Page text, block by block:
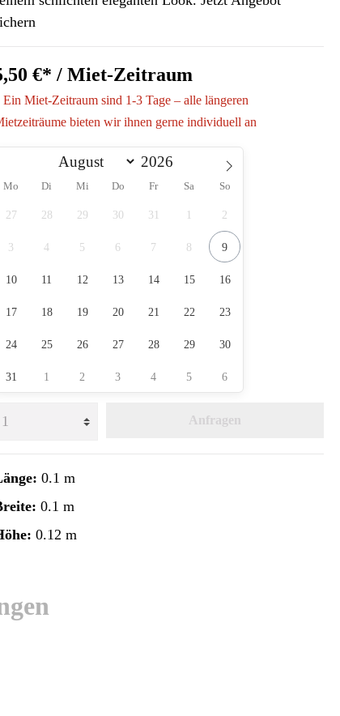
€* / Miet-Zeitraum
Miet-Zeitraum sind 1-3 Tage – alle längeren
bieten wir ihnen gerne individuell an
Mo Di Mi Do Fr Sa So
27 28 29 30 31 2
3 4 5 6 7 8 9
10 11 12 13 14 15 16
17 18 19 20 21 22 23
24 25 26 27 28 29 30
31 1 2 3 4 5 6
Anfragen
0.1 m
0.1 m
0.12 m